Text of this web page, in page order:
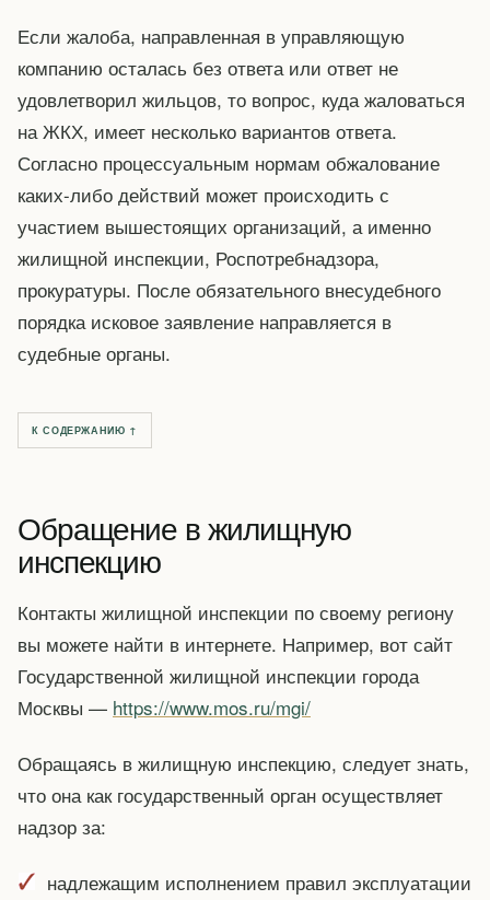
Если жалоба, направленная в управляющую
компанию осталась без ответа или ответ не
удовлетворил жильцов, то вопрос, куда жаловаться
на ЖКХ, имеет несколько вариантов ответа.
Согласно процессуальным нормам обжалование
каких-либо действий может происходить с
участием вышестоящих организаций, а именно
жилищной инспекции, Роспотребнадзора,
прокуратуры. После обязательного внесудебного
порядка исковое заявление направляется в
судебные органы.
К СОДЕРЖАНИЮ ↑
Обращение в жилищную
инспекцию
Контакты жилищной инспекции по своему региону
вы можете найти в интернете. Например, вот сайт
Государственной жилищной инспекции города
Москвы — https://www.mos.ru/mgi/
Обращаясь в жилищную инспекцию, следует знать,
что она как государственный орган осуществляет
надзор за:
надлежащим исполнением правил эксплуатации